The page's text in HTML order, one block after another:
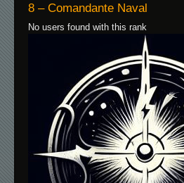
8 – Comandante Naval
No users found with this rank